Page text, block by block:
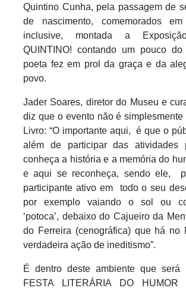
Quintino Cunha, pela passagem de
de nascimento, comemorados
inclusive, montada a
QUINTINO! contando um pouco
poeta fez em prol da graça e da
povo.
Jader Soares, diretor do Museu e
diz que o evento não é
Livro: “O importante aqui,
é que o
além de participar das atividades
conheça a história e a memória do
e aqui se reconheça, sendo ele,
participante ativo em
todo o seu
por exemplo vaiando o sol ou
‘potoca’, debaixo do Cajueiro da
do Ferreira (cenográfica) que há no
verdadeira ação de ineditismo”.
É dentro deste ambiente que será
FESTA LITERÁRIA DO HUMOR